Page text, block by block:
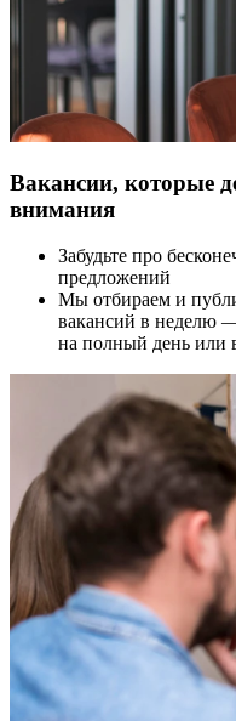
Вакансии, которые
внимания
Забудьте про
предложений
Мы отбираем и
вакансий в неделю
на полный день или